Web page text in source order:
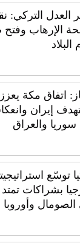
العدل
الإرهاب
البلاد
اتفاق مكة
إيران
والعراق
توسّع
بشراكات
الصومال وأوروبا